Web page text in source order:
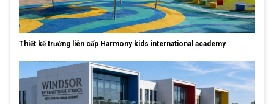
Thiết kế trường liên cấp Harmony kids international academy